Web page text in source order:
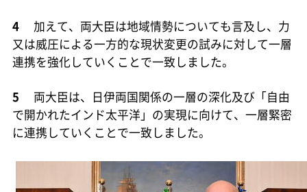
4
加えて、両大臣は地域情勢についても言及し、力
又は威圧による一方的な現状変更の試みに対して一層
連携を強化していくことで一致しました。
5
両大臣は、日伊両国関係の一層の深化及び「自由
で開かれたインド太平洋」の実現に向けて、一層緊密
に連携していくことで一致しました。